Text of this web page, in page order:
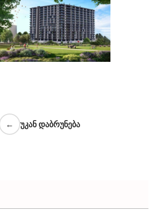
← უკან დაბრუნება